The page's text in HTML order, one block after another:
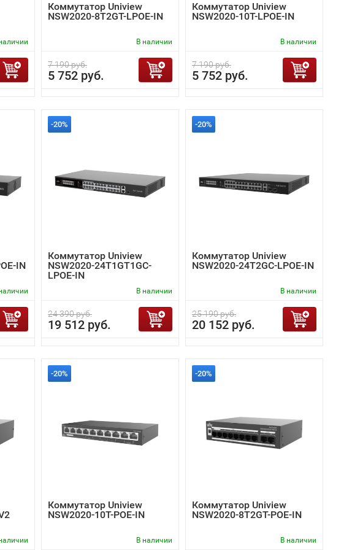
Коммутатор Uniview
NSW2020-8T2GT-LPOE-IN
В наличии
7 190 руб.
5 752 руб.
Коммутатор Uniview
NSW2020-10T-LPOE-IN
В наличии
7 190 руб.
5 752 руб.
IN
-20%
Коммутатор Uniview
NSW2020-24T1GT1GC-
LPOE-IN
В наличии
24 390 руб.
19 512 руб.
-20%
Коммутатор Uniview
NSW2020-24T2GC-LPOE-IN
В наличии
25 190 руб.
20 152 руб.
-20%
Коммутатор Uniview
NSW2020-10T-POE-IN
В наличии
-20%
Коммутатор Uniview
NSW2020-8T2GT-POE-IN
В наличии